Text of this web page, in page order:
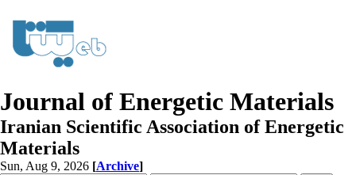
Journal of Energetic Materials
Iranian Scientific Association of Energetic
Materials
Sun, Aug 9, 2026 [Archive]